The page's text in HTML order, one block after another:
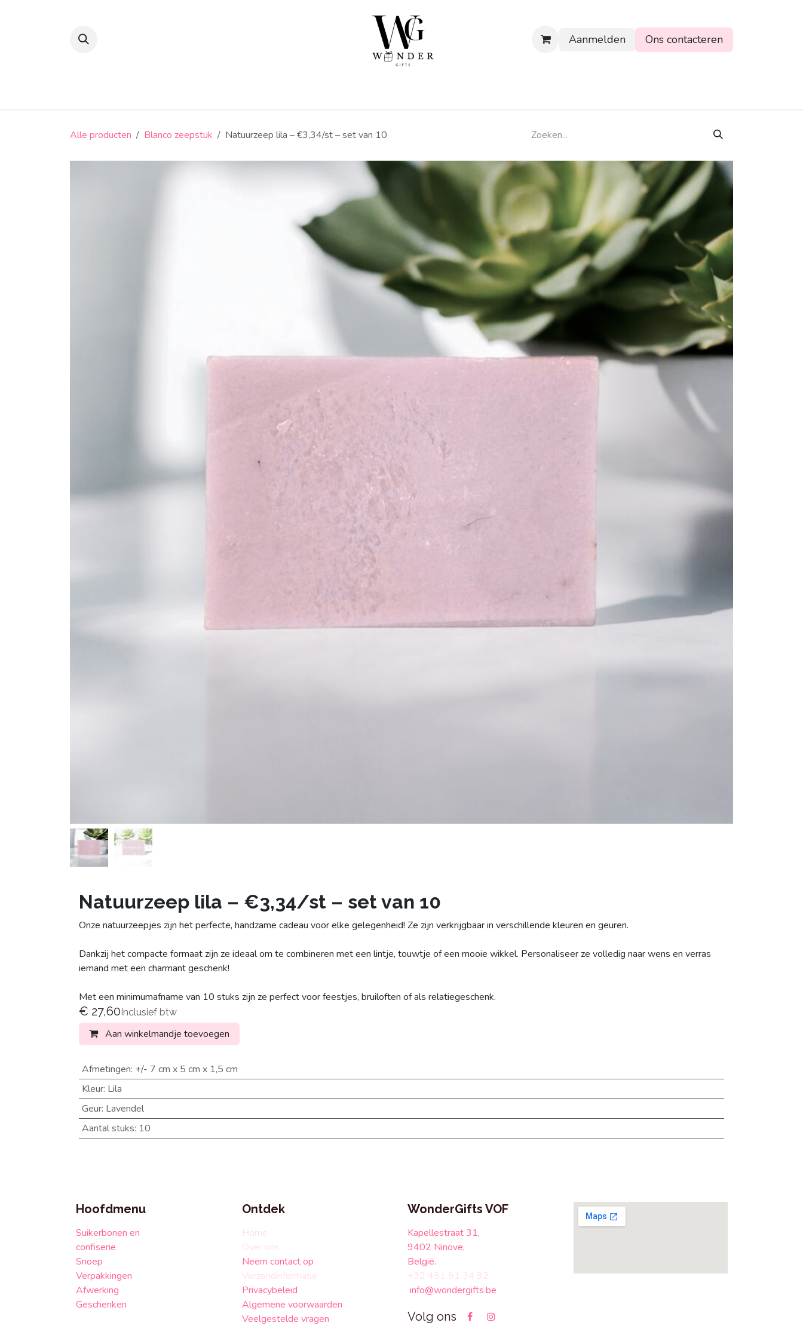
Aanmelden Ons contacteren
Alle producten Blanco zeepstuk Natuurzeep lila – €3,34/st – set van 10
Natuurzeep lila – €3,34/st – set van 10
Onze natuurzeepjes zijn het perfecte, handzame cadeau voor elke gelegenheid! Ze zijn verkrijgbaar in verschillende kleuren en geuren.
Dankzij het compacte formaat zijn ze ideaal om te combineren met een lintje, touwtje of een mooie wikkel. Personaliseer ze volledig naar wens en verras
iemand met een charmant geschenk!
Met een minimumafname van 10 stuks zijn ze perfect voor feestjes, bruiloften of als relatiegeschenk.
€ 27,60Inclusief btw
Aan winkelmandje toevoegen
Afmetingen: +/- 7 cm x 5 cm x 1,5 cm
Kleur: Lila
Geur: Lavendel
Aantal stuks: 10
Hoofdmenu
Suikerbonen en
confiserie
Snoep
Verpakkingen
Afwerking
Geschenken
WonderGifts VOF
Kapellestraat 31,
9402 Ninove,
België.
+32 491 91 34 92
info@wondergifts.be
Volg ons
Ontdek
Home
Over ons
Neem contact op
Verzendinformatie
Privacybeleid
Algemene voorwaarden
Veelgestelde vragen